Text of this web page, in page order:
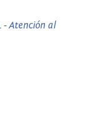
- Atención al